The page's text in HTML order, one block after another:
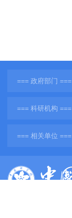
=== 政府部门 ===
=== 科研机构 ===
=== 相关单位 ===